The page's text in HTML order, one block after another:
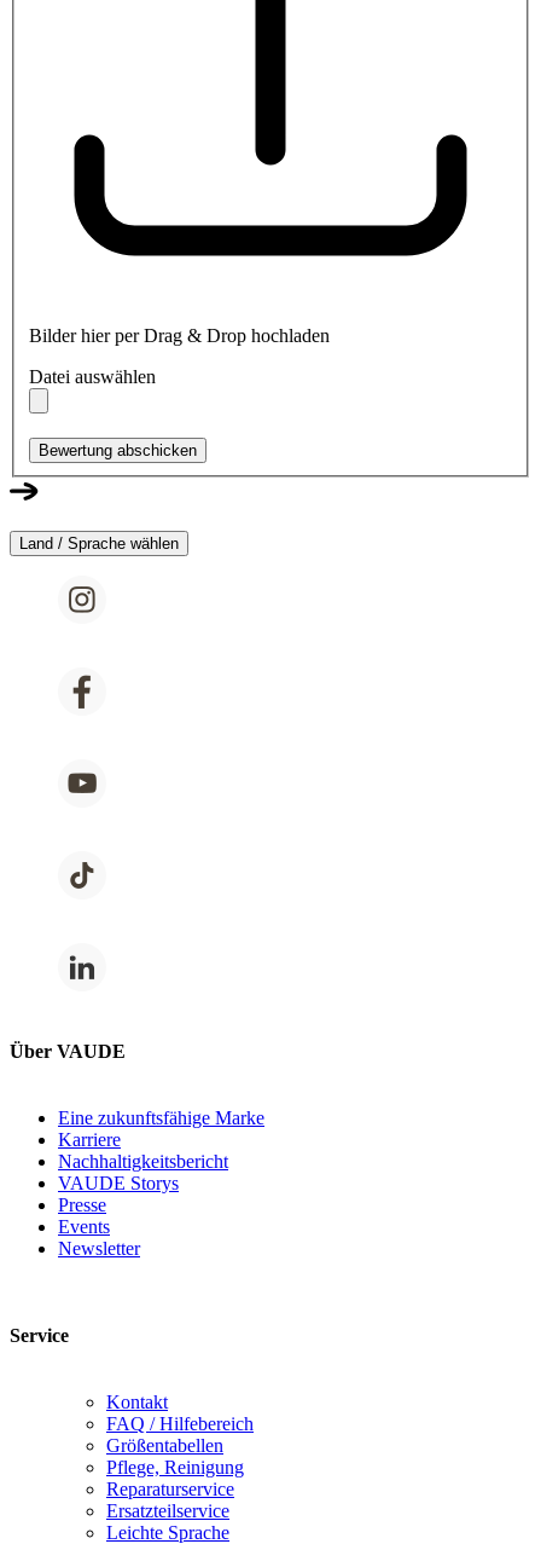
Bilder hier per Drag & Drop hochladen
Datei auswählen
Bewertung abschicken
Land / Sprache wählen
Über VAUDE
Eine zukunftsfähige Marke
Karriere
Nachhaltigkeitsbericht
VAUDE Storys
Presse
Events
Newsletter
Service
Kontakt
FAQ / Hilfebereich
Größentabellen
Pflege, Reinigung
Reparaturservice
Ersatzteilservice
Leichte Sprache